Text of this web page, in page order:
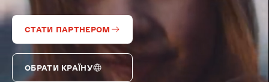
СТАТИ ПАРТНЕРОМ
ОБРАТИ КРАЇНУ